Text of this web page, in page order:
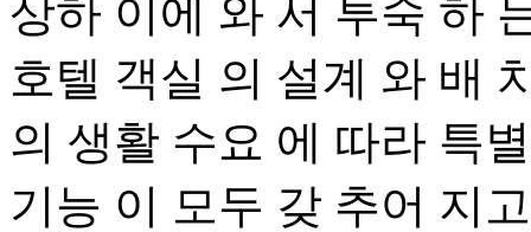
상하 이에 와 서 투숙 하
호텔 객실 의 설계 와 배
의 생활 수요 에 따라 특
기능 이 모두 갖 추어 지